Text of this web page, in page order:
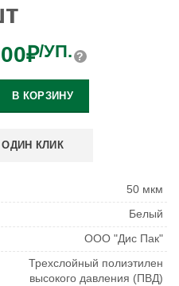
₽/УП.
В КОРЗИНУ
ОДИН КЛИК
50 мкм
Белый
ООО "Дис Пак"
Трехслойный полиэтилен
высокого давления (ПВД)